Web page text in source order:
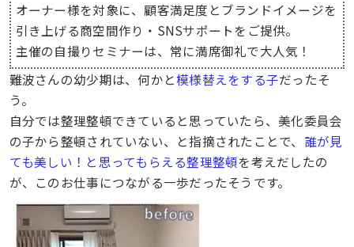
オーナー様を対象に、顧客満足度とブランドイメージを
引き上げる商空間作り・SNSサポートをご提供。
主催の自撮りセミナーは、常に満席御礼で大人気！
難波さんの幼少期は、何かと模様替えをする子だったそ
う。
自分では整理整頓できていると思っていたら、美化委員会
の子から整頓されていない、と指摘されたことで、 誰が見
ても美しい！と思ってもらえる整理整頓を考えだしたの
が、このお仕事につながる一歩だったそうです。